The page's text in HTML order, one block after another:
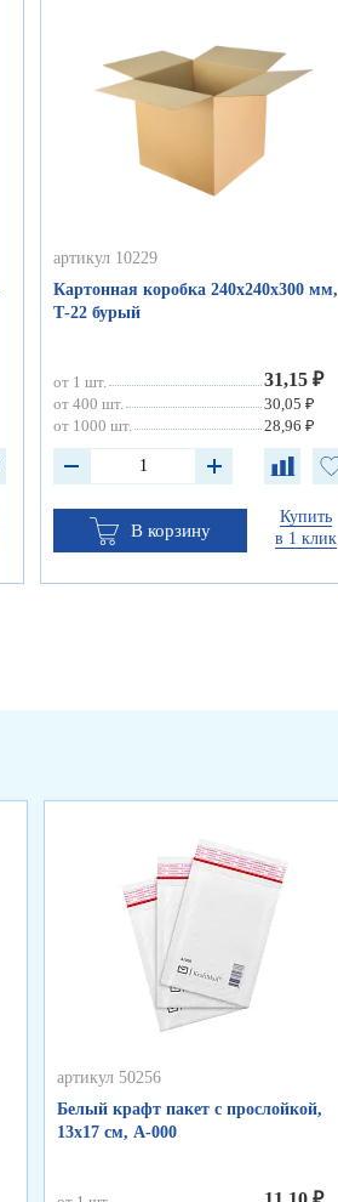
артикул 10229
Картонная коробка 240х240х300 мм,
Т-22 бурый
от 1 шт. 31,15 ₽
от 400 шт.
30,05 ₽
от 1000 шт.
28,96 ₽
В корзину
Купить
в 1 клик
артикул 50256
Белый крафт пакет с прослойкой,
13х17 см, А-000